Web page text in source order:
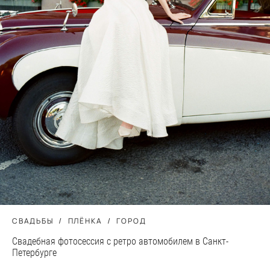
СВАДЬБЫ ПЛЁНКА ГОРОД
Свадебная фотосессия с ретро автомобилем в Санкт-
Петербурге